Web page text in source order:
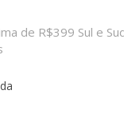
de R$399 Sul e